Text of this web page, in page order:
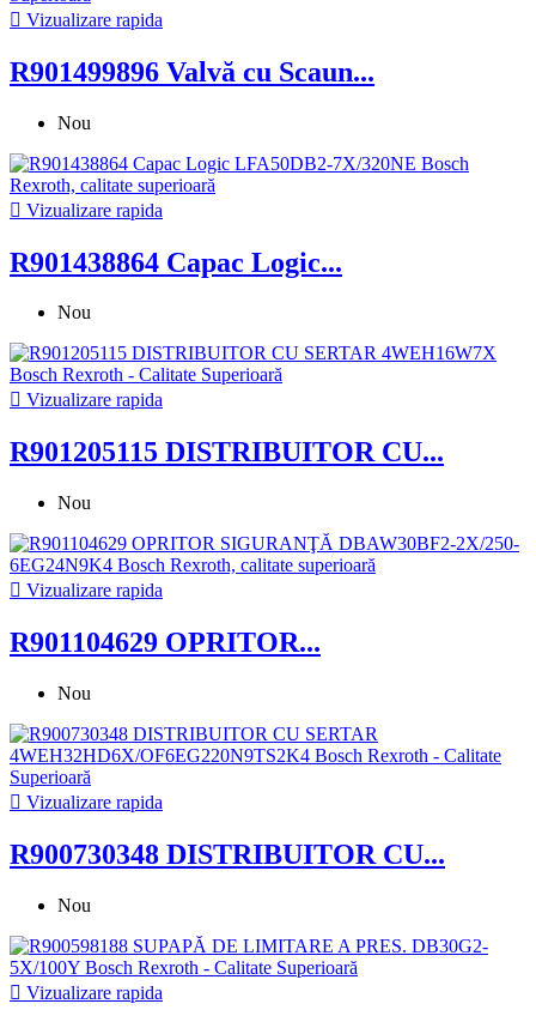
 Vizualizare rapida
R901499896 Valvă cu Scaun...
Nou
 Vizualizare rapida
R901438864 Capac Logic...
Nou
 Vizualizare rapida
R901205115 DISTRIBUITOR CU...
Nou
 Vizualizare rapida
R901104629 OPRITOR...
Nou
 Vizualizare rapida
R900730348 DISTRIBUITOR CU...
Nou
 Vizualizare rapida